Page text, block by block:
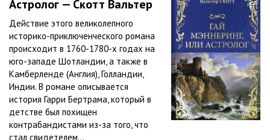
Астролог — Скотт Вальтер
Действие этого великолепного
историко-приключенческого романа
происходит в 1760-1780-х годах на
юго-западе Шотландии, а также в
Камберленде (Англия), Голландии,
Индии. В романе описывается
история Гарри Бертрама, который в
детстве был похищен
контрабандистами из-за того, что
стал свидетелем...